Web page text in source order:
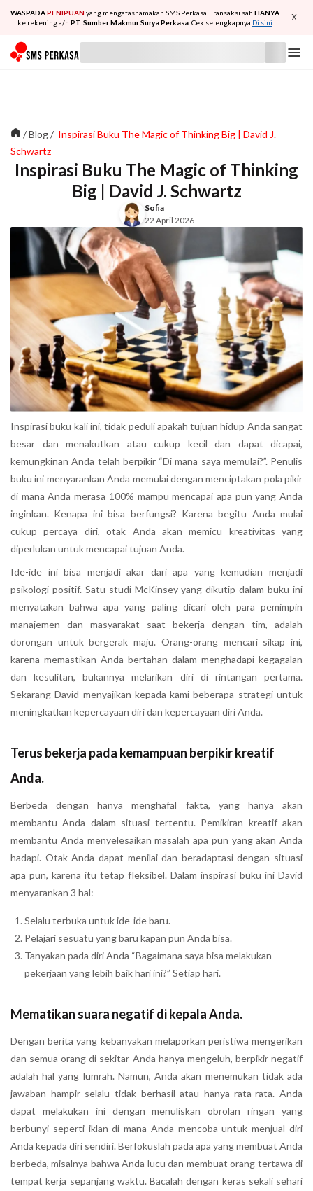
WASPADAPENIPUAN yang mengatasnamakan SMS Perkasa! Transaksi sah HANYA
ke rekening a/n PT. Sumber Makmur Surya Perkasa . Cek selengkapnya Di sini X
/Blog/ Inspirasi Buku The Magic of Thinking Big | David J.
Schwartz
Inspirasi Buku The Magic of Thinking
Big | David J. Schwartz
Sofia
22 April 2026
Inspirasi buku kali ini, tidak peduli apakah tujuan hidup Anda sangat
besar dan menakutkan atau cukup kecil dan dapat dicapai,
kemungkinan Anda telah berpikir “Di mana saya memulai?”. Penulis
buku ini menyarankan Anda memulai dengan menciptakan pola pikir
di mana Anda merasa 100% mampu mencapai apa pun yang Anda
inginkan. Kenapa ini bisa berfungsi? Karena begitu Anda mulai
cukup percaya diri, otak Anda akan memicu kreativitas yang
diperlukan untuk mencapai tujuan Anda.
Ide-ide ini bisa menjadi akar dari apa yang kemudian menjadi
psikologi positif. Satu studi McKinsey yang dikutip dalam buku ini
menyatakan bahwa apa yang paling dicari oleh para pemimpin
manajemen dan masyarakat saat bekerja dengan tim, adalah
dorongan untuk bergerak maju. Orang-orang mencari sikap ini,
karena memastikan Anda bertahan dalam menghadapi kegagalan
dan kesulitan, bukannya melarikan diri di rintangan pertama.
Sekarang David menyajikan kepada kami beberapa strategi untuk
meningkatkan kepercayaan diri dan kepercayaan diri Anda.
Terus bekerja pada kemampuan berpikir kreatif
Anda.
Berbeda dengan hanya menghafal fakta, yang hanya akan
membantu Anda dalam situasi tertentu. Pemikiran kreatif akan
membantu Anda menyelesaikan masalah apa pun yang akan Anda
hadapi. Otak Anda dapat menilai dan beradaptasi dengan situasi
apa pun, karena itu tetap fleksibel. Dalam inspirasi buku ini David
menyarankan 3 hal:
Selalu terbuka untuk ide-ide baru.
Pelajari sesuatu yang baru kapan pun Anda bisa.
Tanyakan pada diri Anda “Bagaimana saya bisa melakukan
pekerjaan yang lebih baik hari ini?” Setiap hari.
Mematikan suara negatif di kepala Anda.
Dengan berita yang kebanyakan melaporkan peristiwa mengerikan
dan semua orang di sekitar Anda hanya mengeluh, berpikir negatif
adalah hal yang lumrah. Namun, Anda akan menemukan tidak ada
jawaban hampir selalu tidak berhasil atau hanya rata-rata. Anda
dapat melakukan ini dengan menuliskan obrolan ringan yang
berbunyi seperti iklan di mana Anda mencoba untuk menjual diri
Anda kepada diri sendiri. Berfokuslah pada apa yang membuat Anda
berbeda, misalnya bahwa Anda lucu dan membuat orang tertawa di
tempat kerja sepanjang waktu. Bacalah dengan keras sekali sehari